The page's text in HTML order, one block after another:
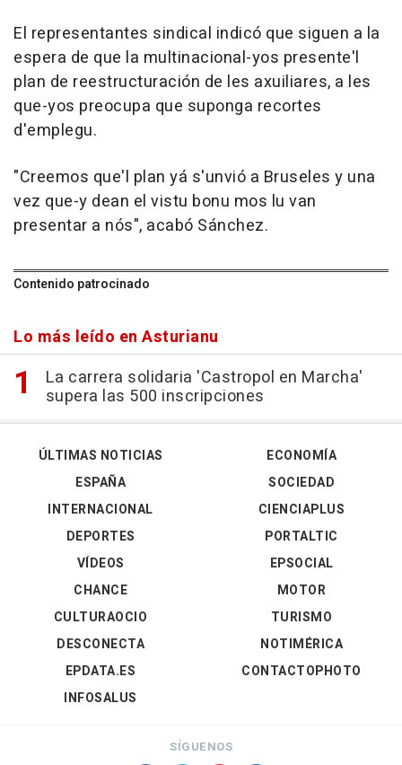
El representantes sindical indicó que siguen a la
espera de que la multinacional-yos presente'l
plan de reestructuración de les axuiliares, a les
que-yos preocupa que suponga recortes
d'emplegu.
"Creemos que'l plan yá s'unvió a Bruseles y una
vez que-y dean el vistu bonu mos lu van
presentar a nós", acabó Sánchez.
Contenido patrocinado
Lo más leído en Asturianu
La carrera solidaria 'Castropol en Marcha'
supera las 500 inscripciones
ÚLTIMAS NOTICIAS
ESPAÑA
INTERNACIONAL
DEPORTES
VÍDEOS
ECONOMÍA
SOCIEDAD
CIENCIAPLUS
PORTALTIC
EPSOCIAL
CHANCE
CULTURAOCIO
DESCONECTA
EPDATA.ES
INFOSALUS
MOTOR
TURISMO
NOTIMÉRICA
CONTACTOPHOTO
SÍGUENOS